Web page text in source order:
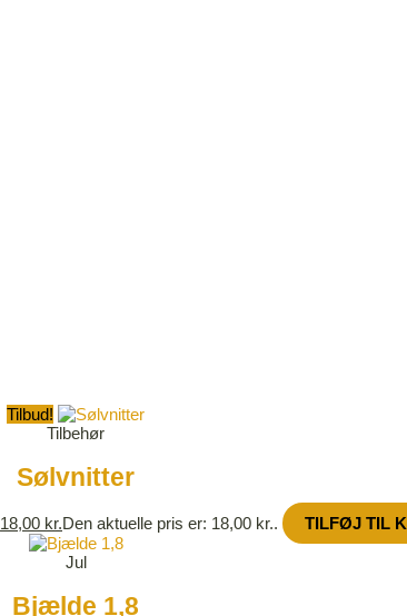
Tilbud!
Tilbehør
Sølvnitter
18,00 kr.Den aktuelle pris er: 18,00 kr.. TILFØJ TIL
Jul
Bjælde 1,8